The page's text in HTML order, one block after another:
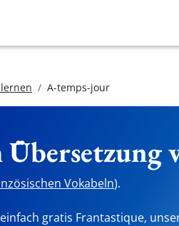
A-temps-jour
Übersetzung
Vokabeln).
gratis Frantastique,